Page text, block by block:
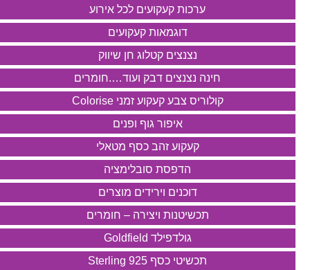
ערכות קעקועים לכל אירוע
דוגמאות קעקועים
נצנצים קטלוג חן שיווק
חינה נצנצים דבק ועוד….חומרים
קולוריס צבע קעקוע זמני Colorise
איפור גוף ופנים
קעקוע זהב כסף מטאלי
הדפסת סובלימציה
דוכנים וירידים מוצרים
תכשיטנות ויצירה – חומרים
גולדפילד Goldfield
תכשיטי כסף 925 Sterling